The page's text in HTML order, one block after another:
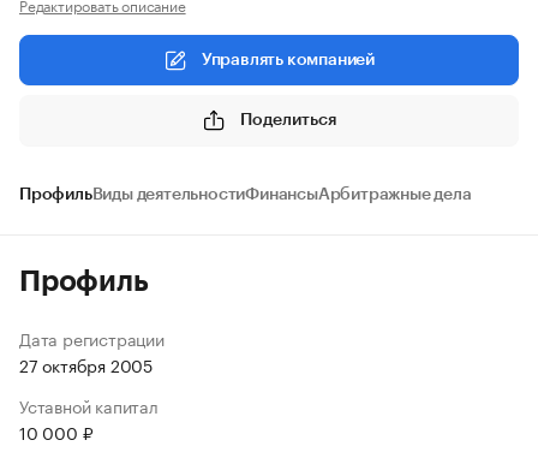
Управлять компанией
Поделиться
ПрофильВиды деятельностиФинансыАрбитражные дела
Профиль
Дата регистрации
27 октября 2005
Уставной капитал
10 000 ₽